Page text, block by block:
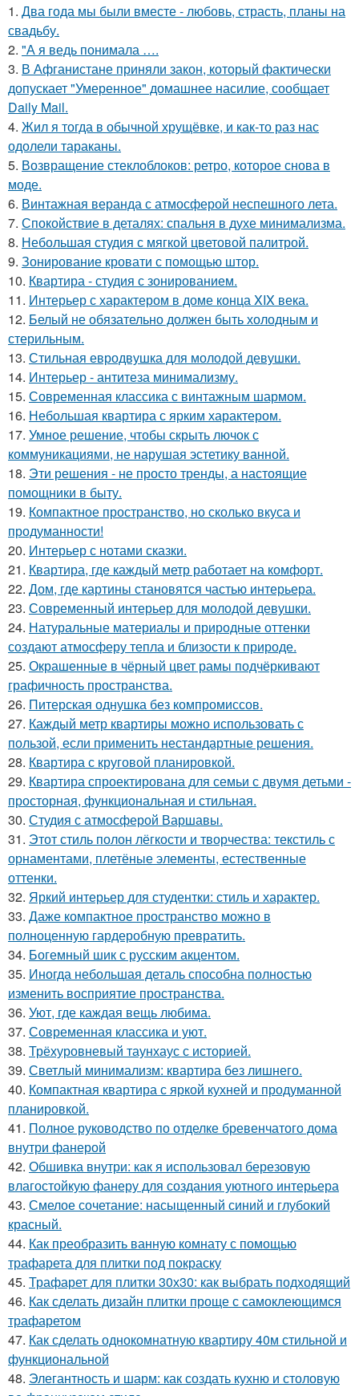
1. Два года мы были вместе - любовь, страсть, планы на
свадьбу.
2. "А я ведь понимала ….
3. В Афганистане приняли закон, который фактически
допускает "Умеренное" домашнее насилие, сообщает
Daily Mail.
4. Жил я тогда в обычной хрущёвке, и как-то раз нас
одолели тараканы.
5. Возвращение стеклоблоков: ретро, которое снова в
моде.
6. Винтажная веранда с атмосферой неспешного лета.
7. Спокойствие в деталях: спальня в духе минимализма.
8. Небольшая студия с мягкой цветовой палитрой.
9. Зонирование кровати с помощью штор.
10. Квартира - студия с зонированием.
11. Интерьер с характером в доме конца XIX века.
12. Белый не обязательно должен быть холодным и
стерильным.
13. Стильная евродвушка для молодой девушки.
14. Интерьер - антитеза минимализму.
15. Современная классика с винтажным шармом.
16. Небольшая квартира с ярким характером.
17. Умное решение, чтобы скрыть лючок с
коммуникациями, не нарушая эстетику ванной.
18. Эти решения - не просто тренды, а настоящие
помощники в быту.
19. Компактное пространство, но сколько вкуса и
продуманности!
20. Интерьер с нотами сказки.
21. Квартира, где каждый метр работает на комфорт.
22. Дом, где картины становятся частью интерьера.
23. Современный интерьер для молодой девушки.
24. Натуральные материалы и природные оттенки
создают атмосферу тепла и близости к природе.
25. Окрашенные в чёрный цвет рамы подчёркивают
графичность пространства.
26. Питерская однушка без компромиссов.
27. Каждый метр квартиры можно использовать с
пользой, если применить нестандартные решения.
28. Квартира с круговой планировкой.
29. Квартира спроектирована для семьи с двумя детьми -
просторная, функциональная и стильная.
30. Студия с атмосферой Варшавы.
31. Этот стиль полон лёгкости и творчества: текстиль с
орнаментами, плетёные элементы, естественные
оттенки.
32. Яркий интерьер для студентки: стиль и характер.
33. Даже компактное пространство можно в
полноценную гардеробную превратить.
34. Богемный шик с русским акцентом.
35. Иногда небольшая деталь способна полностью
изменить восприятие пространства.
36. Уют, где каждая вещь любима.
37. Современная классика и уют.
38. Трёхуровневый таунхаус с историей.
39. Светлый минимализм: квартира без лишнего.
40. Компактная квартира с яркой кухней и продуманной
планировкой.
41. Полное руководство по отделке бревенчатого дома
внутри фанерой
42. Обшивка внутри: как я использовал березовую
влагостойкую фанеру для создания уютного интерьера
43. Смелое сочетание: насыщенный синий и глубокий
красный.
44. Как преобразить ванную комнату с помощью
трафарета для плитки под покраску
45. Трафарет для плитки 30х30: как выбрать подходящий
46. Как сделать дизайн плитки проще с самоклеющимся
трафаретом
47. Как сделать однокомнатную квартиру 40м стильной и
функциональной
48. Элегантность и шарм: как создать кухню и столовую